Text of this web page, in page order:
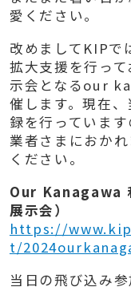
愛ください。
改めましてKIPで
拡大支援を行っ
示会となるour
催します。現在
録を行っていま
業者さまにおか
ください。
Our Kanagawa
展示会）
https://
t/
当日の飛び込み